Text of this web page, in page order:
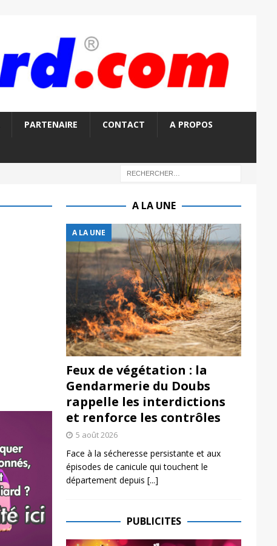
PARTENAIRE CONTACT A PROPOS
A LA UNE
A LA UNE
Feux de végétation : la
Gendarmerie du Doubs
rappelle les interdictions
et renforce les contrôles
5 août 2026
Face à la sécheresse persistante et aux
épisodes de canicule qui touchent le
département depuis [...]
PUBLICITES